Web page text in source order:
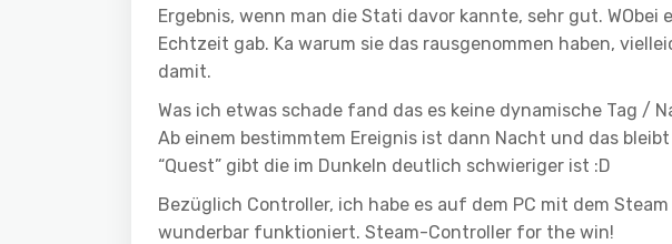
Ergebnis, wenn man die Stati davor kannte, sehr gut. WObei
Echtzeit gab. Ka warum sie das rausgenommen haben,
damit.
Was ich etwas schade fand das es keine dynamische Tag /
Ab einem bestimmtem Ereignis ist dann Nacht und das
“Quest” gibt die im Dunkeln deutlich schwieriger ist :D
Bezüglich Controller, ich habe es auf dem PC mit dem
wunderbar funktioniert. Steam-Controller for the win!